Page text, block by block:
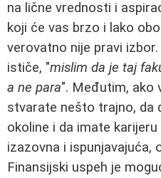
na lične vrednosti i
koji će vas brzo i lako
verovatno nije pravi
ističe, "mislim da je taj
a ne para". Međutim, ako
stvarate nešto trajno, da
okoline i da imate
izazovna i ispunjavajuća,
Finansijski uspeh je